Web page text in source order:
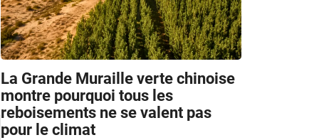
La Grande Muraille verte chinoise
montre pourquoi tous les
reboisements ne se valent pas
pour le climat